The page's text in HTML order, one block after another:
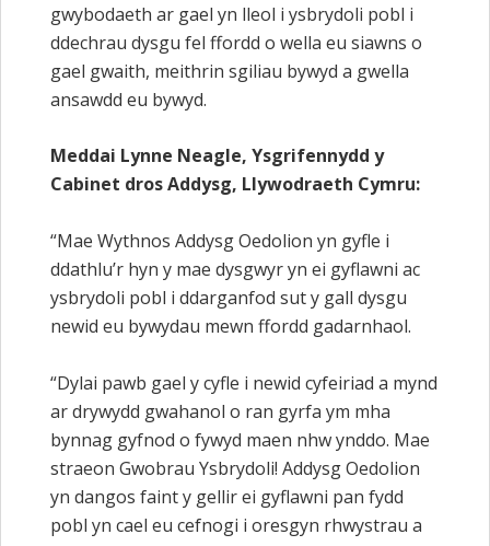
gwybodaeth ar gael yn lleol i ysbrydoli pobl i
ddechrau dysgu fel ffordd o wella eu siawns o
gael gwaith, meithrin sgiliau bywyd a gwella
ansawdd eu bywyd.
Meddai Lynne Neagle, Ysgrifennydd y
Cabinet dros Addysg, Llywodraeth Cymru:
“Mae Wythnos Addysg Oedolion yn gyfle i
ddathlu’r hyn y mae dysgwyr yn ei gyflawni ac
ysbrydoli pobl i ddarganfod sut y gall dysgu
newid eu bywydau mewn ffordd gadarnhaol.
“Dylai pawb gael y cyfle i newid cyfeiriad a mynd
ar drywydd gwahanol o ran gyrfa ym mha
bynnag gyfnod o fywyd maen nhw ynddo. Mae
straeon Gwobrau Ysbrydoli! Addysg Oedolion
yn dangos faint y gellir ei gyflawni pan fydd
pobl yn cael eu cefnogi i oresgyn rhwystrau a